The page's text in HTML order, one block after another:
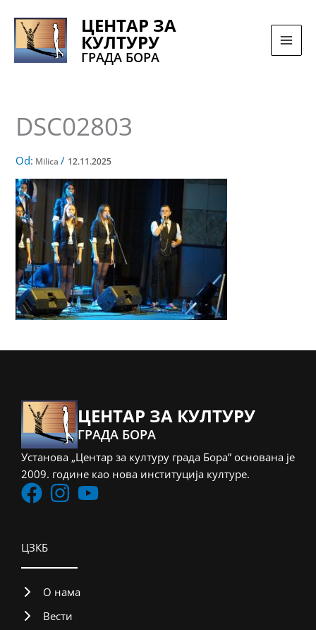
sadržaj
ЦЕНТАР ЗА
КУЛТУРУ
ГРАДА БОРА
DSC02803
Od: Milica/ 12.11.2025
ЦЕНТАР ЗА КУЛТУРУ
ГРАДА БОРА
Установа „Центар за културу града Бора” основана је
2009. године као нова институција културе.
ЦЗКБ
О нама
Вести